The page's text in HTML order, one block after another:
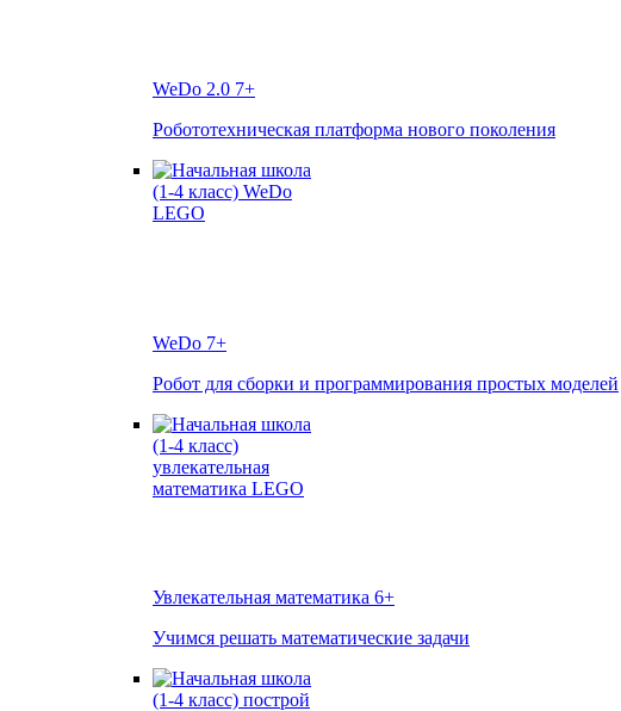
WeDo 2.0 7+
Робототехническая платформа нового поколения
WeDo 7+
Робот для сборки и программирования простых моделей
Увлекательная математика 6+
Учимся решать математические задачи